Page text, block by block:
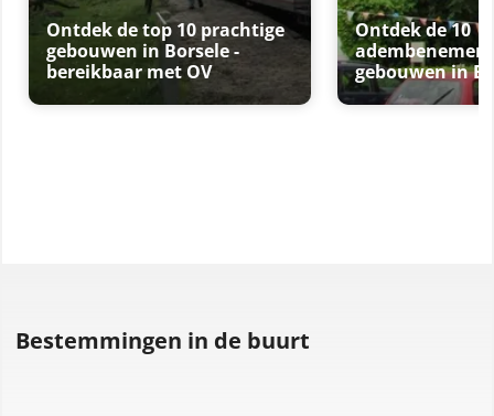
Ontdek de top 10 prachtige
gebouwen in Borsele -
bereikbaar met OV
Ontdek de 10
gebouwen in
Bestemmingen in de buurt